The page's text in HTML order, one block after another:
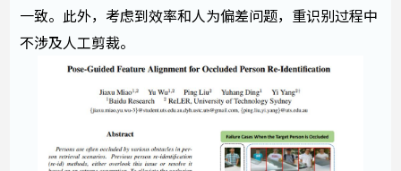
一致。此外，考虑到效率和人为偏差问题，重识别过程中
不涉及人工剪裁。